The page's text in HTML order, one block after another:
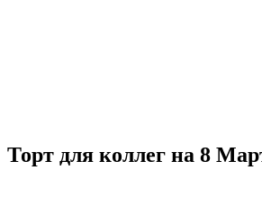
Торт для коллег на 8